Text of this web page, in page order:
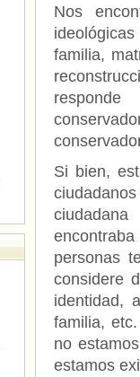
Nos
familia,
Si bien,
personas
considere
identidad,
familia,
no
estamos